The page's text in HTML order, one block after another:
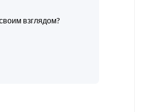
взглядом?